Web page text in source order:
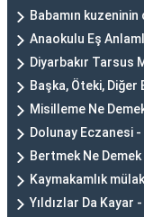
Babamın
Anaokulu Eş
Diyarbakır Tarsus
Başka, Öteki, Diğer
Misilleme Ne
Dolunay Eczanesi
Bertmek Ne Demek
Kaymakamlık
Yıldızlar Da Kayar